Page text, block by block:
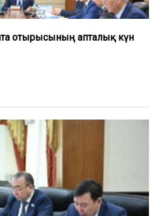
отырысының апталық күн